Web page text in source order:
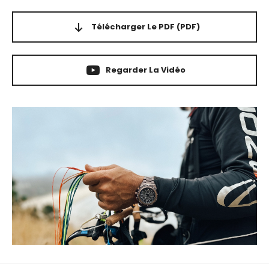
Télécharger Le PDF (PDF)
Regarder La Vidéo